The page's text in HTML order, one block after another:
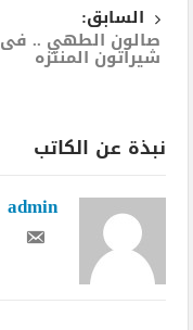
السابق:
صالون الطهي .. فى
شيراتون المنتزه
نبذة عن الكاتب
admin